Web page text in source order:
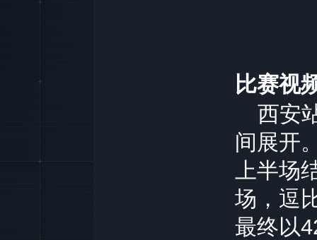
比赛视
西安
间展开
上半场
场，逗
最终以